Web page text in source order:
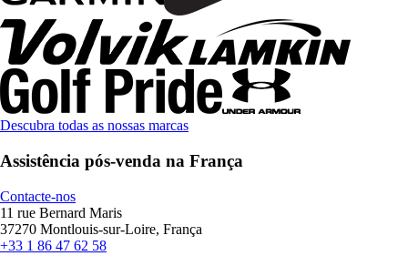
Descubra todas as nossas marcas
Assistência pós-venda na França
Contacte-nos
11 rue Bernard Maris
37270 Montlouis-sur-Loire, França
+33 1 86 47 62 58